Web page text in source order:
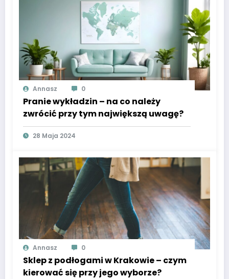
Annasz 0
Pranie wykładzin – na co należy
zwrócić przy tym największą uwagę?
28 Maja 2024
Annasz 0
Sklep z podłogami w Krakowie – czym
kierować się przy jego wyborze?